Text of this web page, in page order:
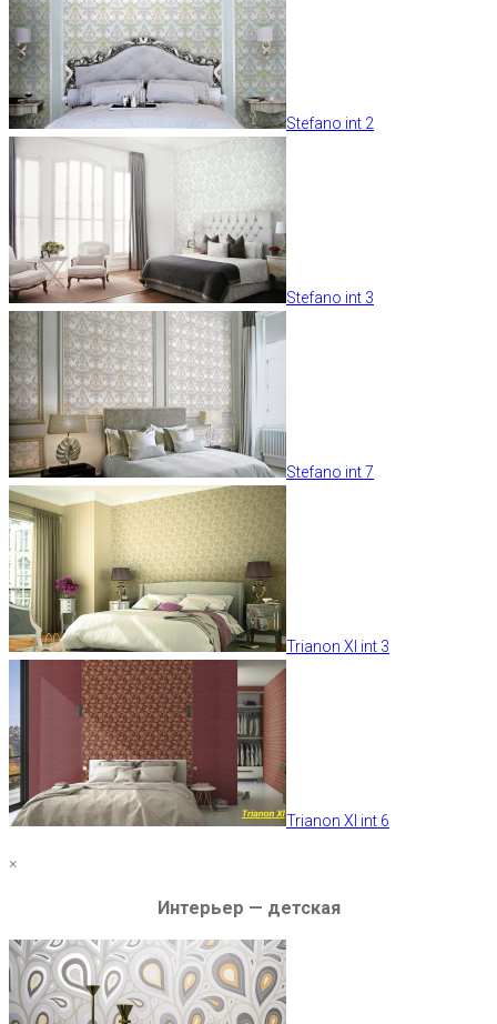
Stefano int 2
Stefano int 3
Stefano int 7
Trianon XI int 3
Trianon XI int 6
×
Интерьер — детская